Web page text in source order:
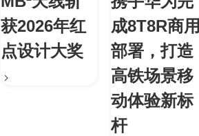
获2026年红
点设计大奖
成8T8R商
部署，打造
高铁场景移
动体验新标
杆